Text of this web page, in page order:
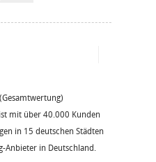
mit über 40.000 Kunden
in 15 deutschen Städten
Anbieter in Deutschland.